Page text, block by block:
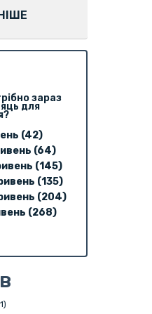
зараз
для
(42)
(64)
(145)
(135)
(204)
(268)